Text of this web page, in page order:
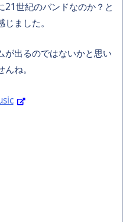
21世紀のバンドなのか？と
ました。
が出るのではないかと思い
ね。